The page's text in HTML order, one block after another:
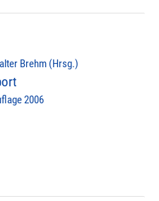
Brehm (Hrsg.)
2006